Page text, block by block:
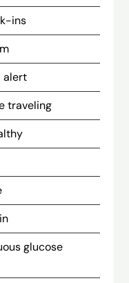
ins
alert
traveling
glucose